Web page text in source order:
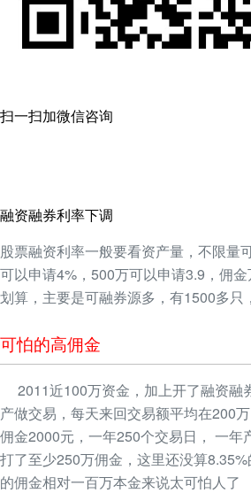
扫一扫加微信咨询
融资融券利率下调
股票融资利率一般要看资产量，不限量
可以申请4%，500万可以申请3.9，佣
划算，主要是可融券源多，有1500多只
可怕的高佣金
2011近100万资金，加上开了融资融
产做交易，每天来回交易额平均在200
佣金2000元，一年250个交易日， 一年
打了至少250万佣金，这里还没算
的佣金相对一百万本金来说太可怕人了